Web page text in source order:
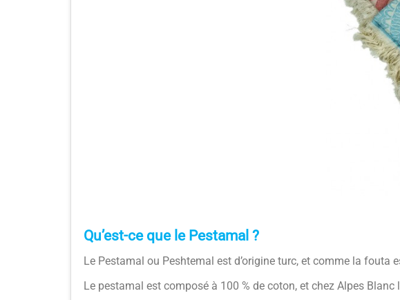
Qu’est-ce que le Pestamal ?
Le Pestamal ou Peshtemal est d’origine turc, et comme la
Le pestamal est composé à 100 % de coton, et chez Alpes